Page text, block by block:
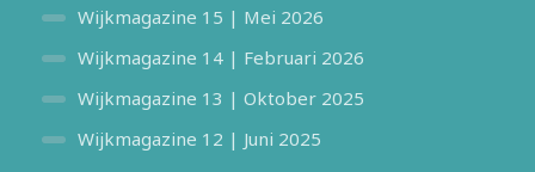
Wijkmagazine 15 | Mei 2026
Wijkmagazine 14 | Februari 2026
Wijkmagazine 13 | Oktober 2025
Wijkmagazine 12 | Juni 2025